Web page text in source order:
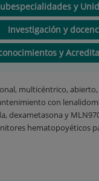
y
Investigación y
y
multicéntrico,
con
dexametasona y
hematopoyéticos